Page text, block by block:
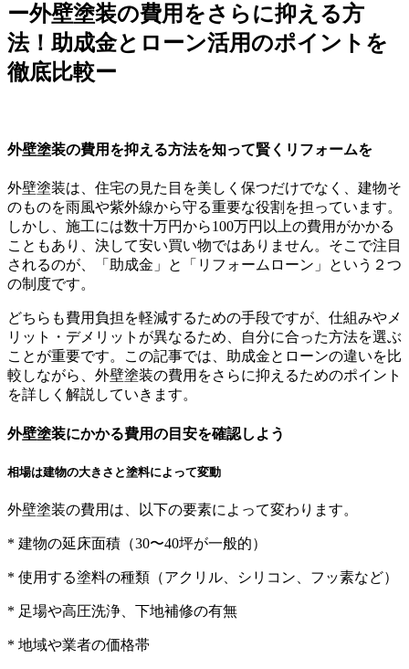
ー外壁塗装の費用をさらに抑える方
法！助成金とローン活用のポイントを
徹底比較ー
外壁塗装の費用を抑える方法を知って賢くリフォームを
外壁塗装は、住宅の見た目を美しく保つだけでなく、建物そ
のものを雨風や紫外線から守る重要な役割を担っています。
しかし、施工には数十万円から100万円以上の費用がかかる
こともあり、決して安い買い物ではありません。そこで注目
されるのが、「助成金」と「リフォームローン」という２つ
の制度です。
どちらも費用負担を軽減するための手段ですが、仕組みやメ
リット・デメリットが異なるため、自分に合った方法を選ぶ
ことが重要です。この記事では、助成金とローンの違いを比
較しながら、外壁塗装の費用をさらに抑えるためのポイント
を詳しく解説していきます。
外壁塗装にかかる費用の目安を確認しよう
相場は建物の大きさと塗料によって変動
外壁塗装の費用は、以下の要素によって変わります。
* 建物の延床面積（30〜40坪が一般的）
* 使用する塗料の種類（アクリル、シリコン、フッ素など）
* 足場や高圧洗浄、下地補修の有無
* 地域や業者の価格帯